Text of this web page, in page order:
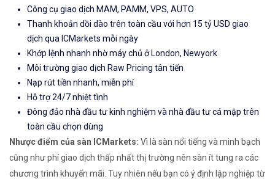
Công cụ giao dịch MAM, PAMM, VPS, AUTO
Thanh khoản dồi dào trên toàn cầu với hơn 15 tỷ USD giao
dịch qua ICMarkets mỗi ngày
Khớp lệnh nhanh nhờ máy chủ ở London, Newyork
Môi trường giao dịch Raw Pricing tân tiến
Nạp rút tiền nhanh, miễn phí
Hỗ trợ 24/7 nhiệt tình
Đông đảo nhà đầu tư kinh nghiệm và nhà đầu tư cá mập trên
toàn cầu chọn dùng
Nhược điểm của sàn ICMarkets: Vì là sàn nổi tiếng và minh bạch
cũng như phí giao dịch thấp nhất thị trường nên sàn ít tung ra các
chương trình khuyến mãi. Tuy nhiên nếu bạn có ý định lập nghiệp từ